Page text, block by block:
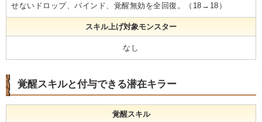
せないドロップ、バインド、覚醒無効を全回復。（18→18）
スキル上げ対象モンスター
なし
覚醒スキルと付与できる潜在キラー
覚醒スキル